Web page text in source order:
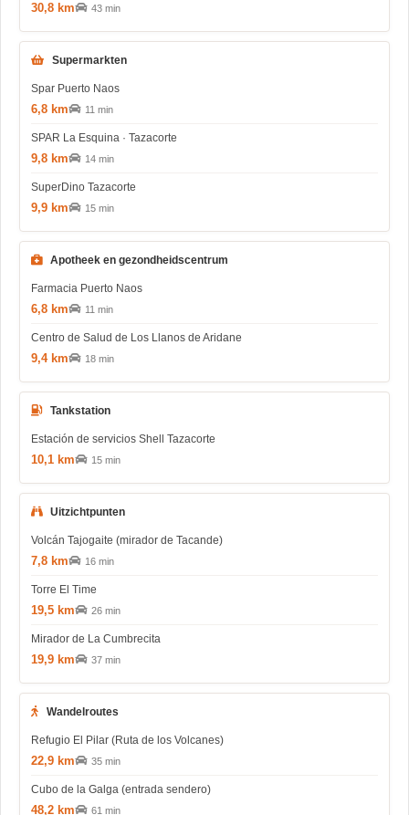
30,8 km 43 min
Supermarkten
Spar Puerto Naos
6,8 km 11 min
SPAR La Esquina · Tazacorte
9,8 km 14 min
SuperDino Tazacorte
9,9 km 15 min
Apotheek en gezondheidscentrum
Farmacia Puerto Naos
6,8 km 11 min
Centro de Salud de Los Llanos de Aridane
9,4 km 18 min
Tankstation
Estación de servicios Shell Tazacorte
10,1 km 15 min
Uitzichtpunten
Volcán Tajogaite (mirador de Tacande)
7,8 km 16 min
Torre El Time
19,5 km 26 min
Mirador de La Cumbrecita
19,9 km 37 min
Wandelroutes
Refugio El Pilar (Ruta de los Volcanes)
22,9 km 35 min
Cubo de la Galga (entrada sendero)
48,2 km 61 min